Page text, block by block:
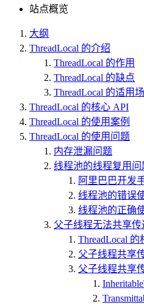
站点概览
大纲
ThreadLocal 的介绍
ThreadLocal 的作用
ThreadLocal 的缺点
ThreadLocal 的适用
ThreadLocal 的核心 API
ThreadLocal 的使用案例
ThreadLocal 的使用问题
内存泄漏问题
线程池的线程复用问
阿里巴巴开发
线程池的错误
线程池的正确
父子线程无法共享传
ThreadLocal 的
父子线程共享
父子线程共享